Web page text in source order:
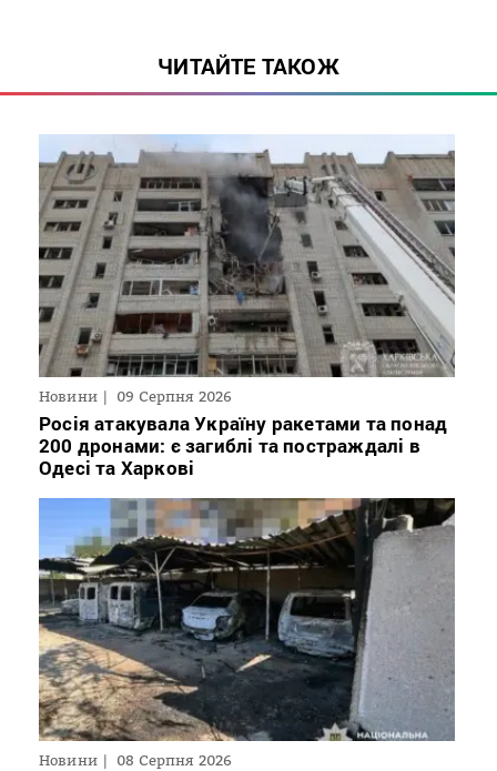
ЧИТАЙТЕ ТАКОЖ
Новини 09 Серпня 2026
Росія атакувала Україну ракетами та понад
200 дронами: є загиблі та постраждалі в
Одесі та Харкові
Новини 08 Серпня 2026